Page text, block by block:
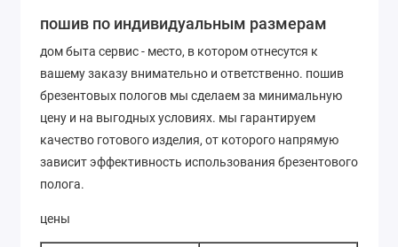
пошив по индивидуальным размерам
дом быта сервис - место, в котором отнесутся к
вашему заказу внимательно и ответственно. пошив
брезентовых пологов мы сделаем за минимальную
цену и на выгодных условиях. мы гарантируем
качество готового изделия, от которого напрямую
зависит эффективность использования брезентового
полога.
цены